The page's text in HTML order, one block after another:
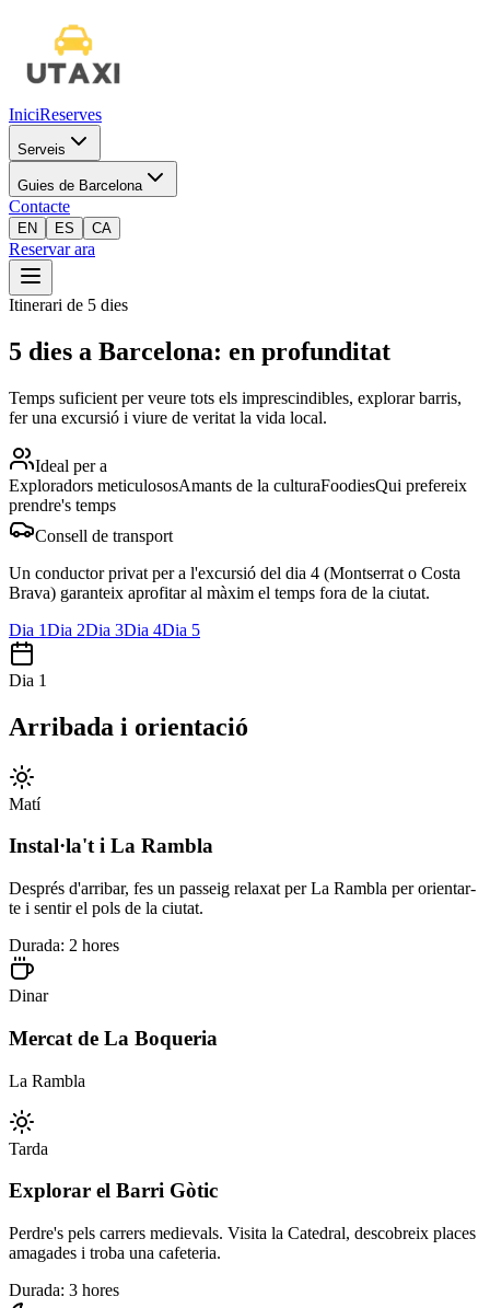
IniciReserves
Serveis
Guies de Barcelona
Contacte
EN ES CA
Reservar ara
Itinerari de 5 dies
5 dies a Barcelona: en profunditat
Temps suficient per veure tots els imprescindibles, explorar barris,
fer una excursió i viure de veritat la vida local.
Ideal per a
Exploradors meticulososAmants de la culturaFoodiesQui prefereix
prendre's temps
Consell de transport
Un conductor privat per a l'excursió del dia 4 (Montserrat o Costa
Brava) garanteix aprofitar al màxim el temps fora de la ciutat.
Dia 1Dia 2Dia 3Dia 4Dia 5
Dia 1
Arribada i orientació
Matí
Instal·la't i La Rambla
Després d'arribar, fes un passeig relaxat per La Rambla per orientar-
te i sentir el pols de la ciutat.
Durada: 2 hores
Dinar
Mercat de La Boqueria
La Rambla
Tarda
Explorar el Barri Gòtic
Perdre's pels carrers medievals. Visita la Catedral, descobreix places
amagades i troba una cafeteria.
Durada: 3 hores